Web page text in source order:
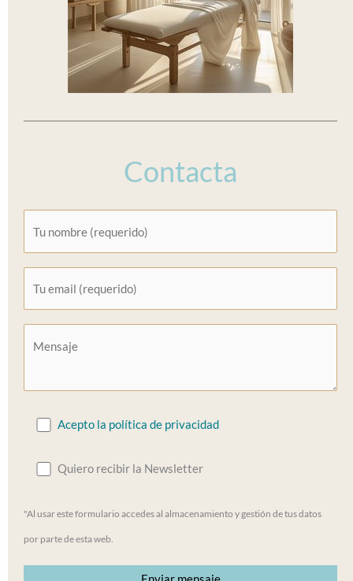
Contacta
Acepto la política de privacidad
Quiero recibir la Newsletter
"Al usar este formulario accedes al almacenamiento y gestión de tus datos
por parte de esta web.